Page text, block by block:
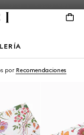
por Recomendaciones